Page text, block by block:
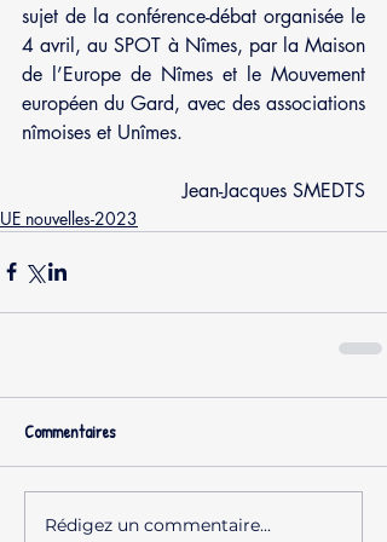
sujet de la conférence-débat organisée le
4 avril, au SPOT à Nîmes, par la Maison
de l’Europe de Nîmes et le Mouvement
européen du Gard, avec des associations
nîmoises et Unîmes.
Jean-Jacques SMEDTS
UE nouvelles-2023
Commentaires
Rédigez un commentaire...